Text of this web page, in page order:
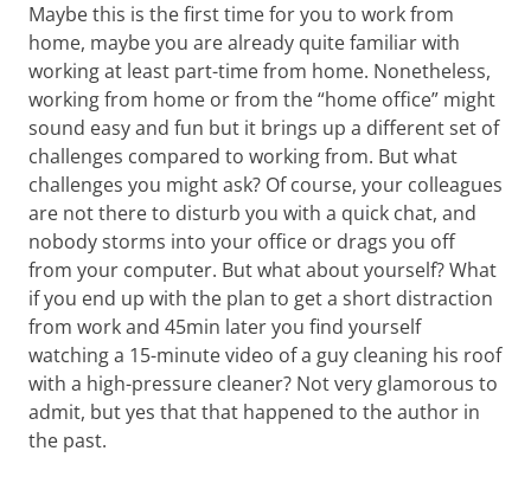
Maybe this is the first time for you to work from
home, maybe you are already quite familiar with
working at least part-time from home. Nonetheless,
working from home or from the “home office” might
sound easy and fun but it brings up a different set of
challenges compared to working from. But what
challenges you might ask? Of course, your colleagues
are not there to disturb you with a quick chat, and
nobody storms into your office or drags you off
from your computer. But what about yourself? What
if you end up with the plan to get a short distraction
from work and 45min later you find yourself
watching a 15-minute video of a guy cleaning his roof
with a high-pressure cleaner? Not very glamorous to
admit, but yes that that happened to the author in
the past.